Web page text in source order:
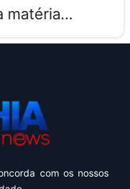
matéria...
com os nossos